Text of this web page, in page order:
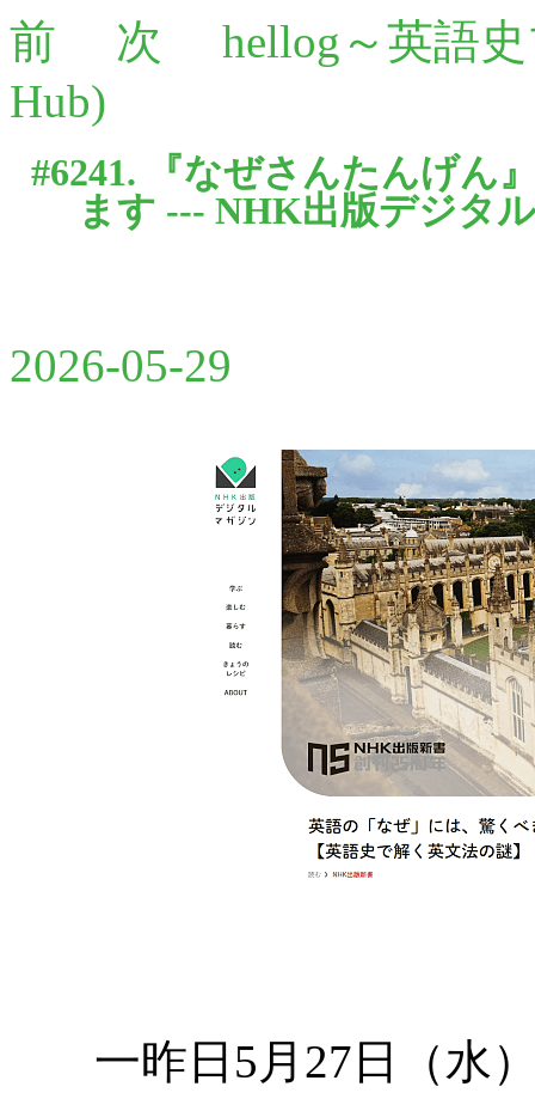
前 次
hellog～英語
Hub)
#6241. 『なぜさんたんげん
ます --- NHK出版デジタ
2026-05-29
一昨日5月27日（水